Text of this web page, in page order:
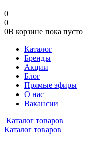
0
0
0В корзине пока пусто
Каталог
Бренды
Акции
Блог
Прямые эфиры
О нас
Вакансии
Каталог товаров
Каталог товаров